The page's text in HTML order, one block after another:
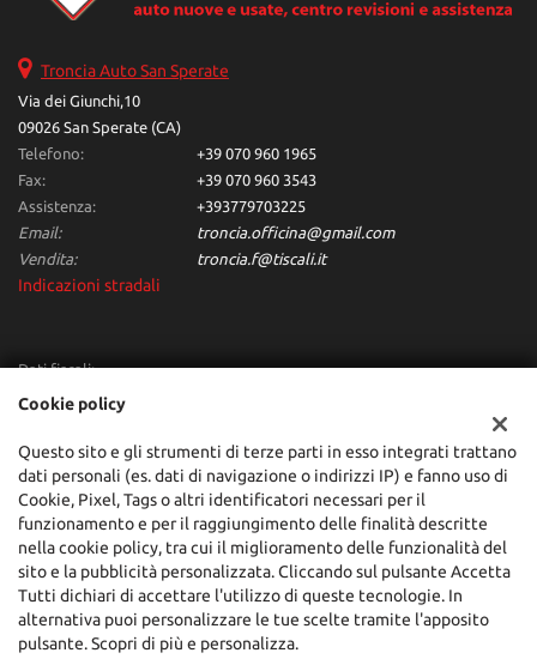
Troncia Auto San Sperate
Via dei Giunchi,10
09026 San Sperate (CA)
Telefono:
+39 070 960 1965
Fax:
+39 070 960 3543
Assistenza:
+393779703225
Email:
troncia.officina@gmail.com
Vendita:
troncia.f@tiscali.it
Indicazioni stradali
Dati fiscali:
Troncia Francesco Automobili
C.F/P.IVA:00684160955
Registro delle imprese:CA
Cookie policy
Questo sito e gli strumenti di terze parti in esso integrati trattano
dati personali (es. dati di navigazione o indirizzi IP) e fanno uso di
Cookie, Pixel, Tags o altri identificatori necessari per il
funzionamento e per il raggiungimento delle finalità descritte
nella cookie policy, tra cui il miglioramento delle funzionalità del
sito e la pubblicità personalizzata. Cliccando sul pulsante Accetta
Tutti dichiari di accettare l'utilizzo di queste tecnologie. In
alternativa puoi personalizzare le tue scelte tramite l'apposito
pulsante. Scopri di più e personalizza.